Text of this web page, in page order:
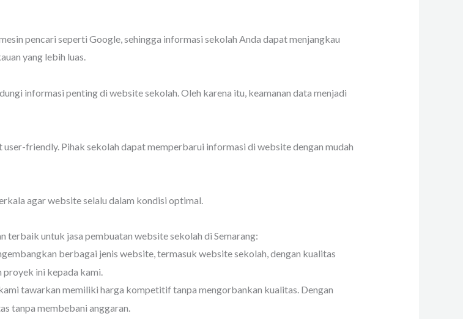
pencari seperti Google, sehingga informasi sekolah Anda dapat menjangkau
yang lebih luas.
informasi penting di website sekolah. Oleh karena itu, keamanan data menjadi
friendly. Pihak sekolah dapat memperbarui informasi di website dengan mudah
agar website selalu dalam kondisi optimal.
terbaik untuk jasa pembuatan website sekolah di Semarang:
berbagai jenis website, termasuk website sekolah, dengan kualitas
proyek ini kepada kami.
tawarkan memiliki harga kompetitif tanpa mengorbankan kualitas. Dengan
tanpa membebani anggaran.